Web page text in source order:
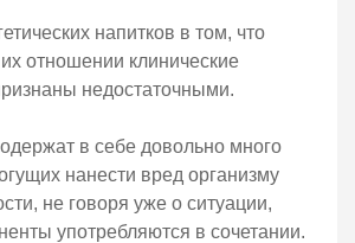
напитков в том, что
отношении клинические
недостаточными.
в себе довольно много
нанести вред организму
не говоря уже о ситуации,
употребляются в сочетании.